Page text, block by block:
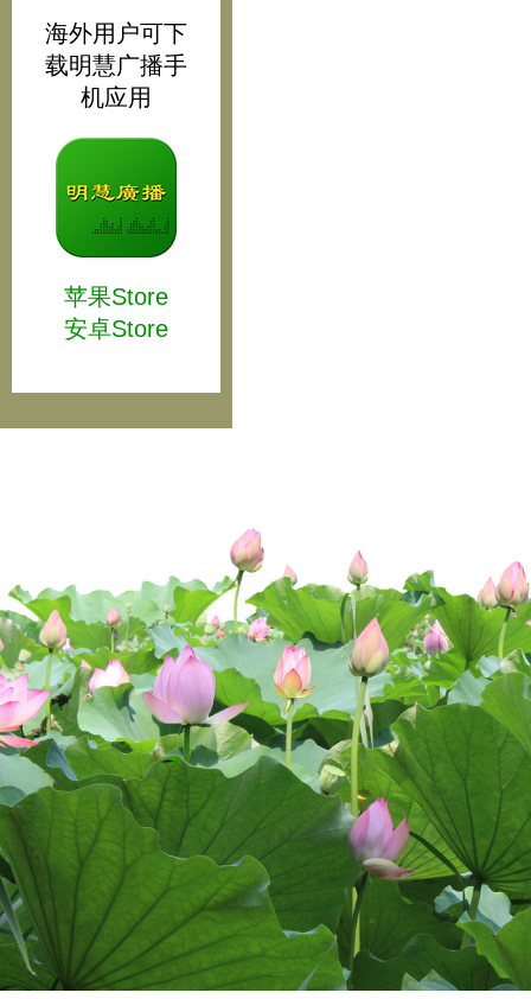
海外用户可下
载明慧广播手
机应用
苹果Store
安卓Store